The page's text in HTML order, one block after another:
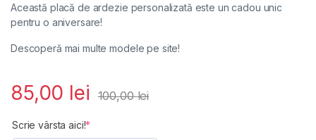
Această placă de ardezie personalizată este un cadou unic
pentru o aniversare!
Descoperă mai multe modele pe site!
85,00 lei 100,00lei
Scrie vârsta aici!*